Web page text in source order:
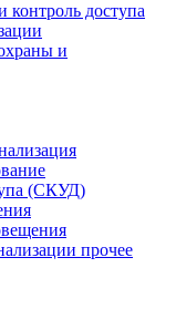
контроль доступа
и
(СКУД)
прочее